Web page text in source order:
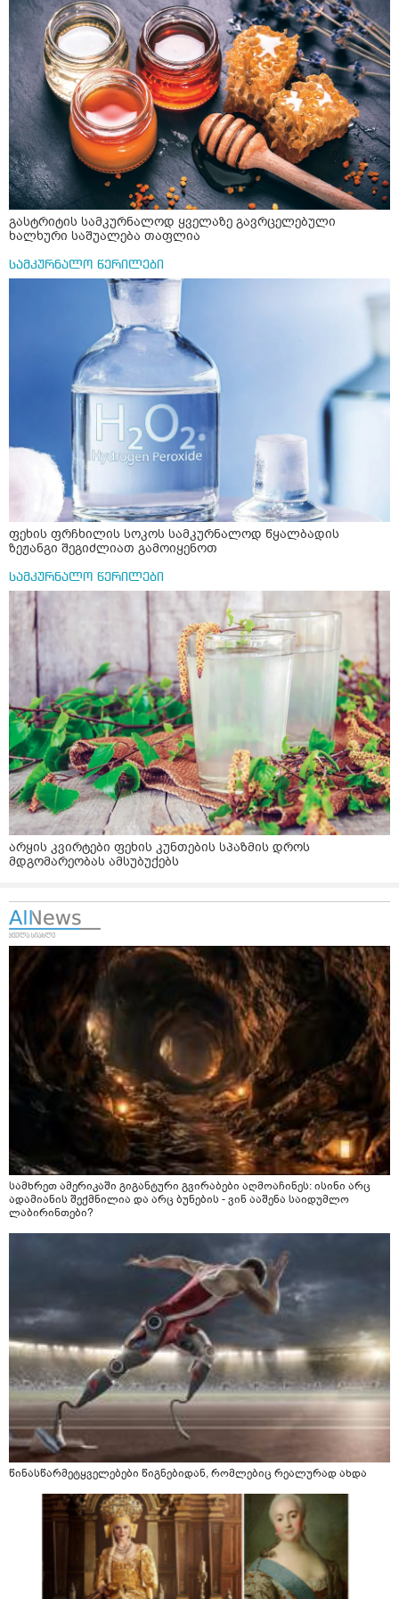
გასტრიტის სამკურნალოდ ყველაზე გავრცელებული
ხალხური საშუალება თაფლია
სამკურნალო წერილები
ფეხის ფრჩხილის სოკოს სამკურნალოდ წყალბადის
ზეჟანგი შეგიძლიათ გამოიყენოთ
სამკურნალო წერილები
არყის კვირტები ფეხის კუნთების სპაზმის დროს
მდგომარეობას ამსუბუქებს
სამხრეთ ამერიკაში გიგანტური გვირაბები აღმოაჩინეს: ისინი არც
ადამიანის შექმნილია და არც ბუნების - ვინ ააშენა საიდუმლო
ლაბირინთები?
წინასწარმეტყველებები წიგნებიდან, რომლებიც რეალურად ახდა